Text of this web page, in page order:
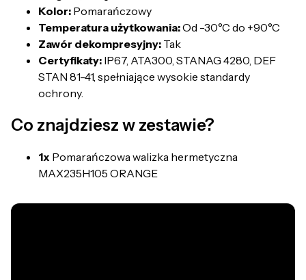
Kolor: Pomarańczowy
Temperatura użytkowania:Od -30°C do +90°C
Zawór dekompresyjny: Tak
Certyfikaty: IP67, ATA300, STANAG 4280, DEF
STAN 81-41, spełniające wysokie standardy
ochrony.
Co znajdziesz w zestawie?
1x Pomarańczowa walizka hermetyczna
MAX235H105 ORANGE